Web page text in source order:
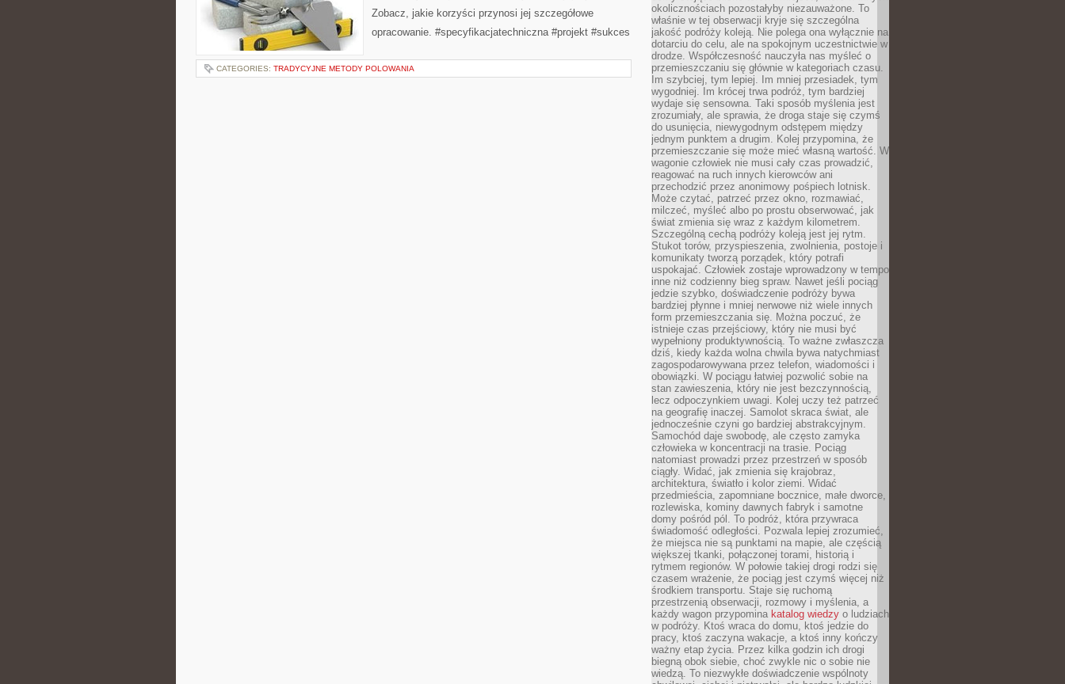
Zobacz, jakie korzyści przynosi jej szczegółowe
opracowanie. #specyfikacjatechniczna #projekt #sukces
CATEGORIES: TRADYCYJNE METODY POLOWANIA
okolicznościach pozostałyby niezauważone. To
właśnie w tej obserwacji kryje się szczególna
jakość podróży koleją. Nie polega ona wyłącznie na
dotarciu do celu, ale na spokojnym uczestnictwie w
drodze. Współczesność nauczyła nas myśleć o
przemieszczaniu się głównie w kategoriach czasu.
Im szybciej, tym lepiej. Im mniej przesiadek, tym
wygodniej. Im krócej trwa podróż, tym bardziej
wydaje się sensowna. Taki sposób myślenia jest
zrozumiały, ale sprawia, że droga staje się czymś
do usunięcia, niewygodnym odstępem między
jednym punktem a drugim. Kolej przypomina, że
przemieszczanie się może mieć własną wartość. W
wagonie człowiek nie musi cały czas prowadzić,
reagować na ruch innych kierowców ani
przechodzić przez anonimowy pośpiech lotnisk.
Może czytać, patrzeć przez okno, rozmawiać,
milczeć, myśleć albo po prostu obserwować, jak
świat zmienia się wraz z każdym kilometrem.
Szczególną cechą podróży koleją jest jej rytm.
Stukot torów, przyspieszenia, zwolnienia, postoje i
komunikaty tworzą porządek, który potrafi
uspokajać. Człowiek zostaje wprowadzony w tempo
inne niż codzienny bieg spraw. Nawet jeśli pociąg
jedzie szybko, doświadczenie podróży bywa
bardziej płynne i mniej nerwowe niż wiele innych
form przemieszczania się. Można poczuć, że
istnieje czas przejściowy, który nie musi być
wypełniony produktywnością. To ważne zwłaszcza
dziś, kiedy każda wolna chwila bywa natychmiast
zagospodarowywana przez telefon, wiadomości i
obowiązki. W pociągu łatwiej pozwolić sobie na
stan zawieszenia, który nie jest bezczynnością,
lecz odpoczynkiem uwagi. Kolej uczy też patrzeć
na geografię inaczej. Samolot skraca świat, ale
jednocześnie czyni go bardziej abstrakcyjnym.
Samochód daje swobodę, ale często zamyka
człowieka w koncentracji na trasie. Pociąg
natomiast prowadzi przez przestrzeń w sposób
ciągły. Widać, jak zmienia się krajobraz,
architektura, światło i kolor ziemi. Widać
przedmieścia, zapomniane bocznice, małe dworce,
rozlewiska, kominy dawnych fabryk i samotne
domy pośród pól. To podróż, która przywraca
świadomość odległości. Pozwala lepiej zrozumieć,
że miejsca nie są punktami na mapie, ale częścią
większej tkanki, połączonej torami, historią i
rytmem regionów. W połowie takiej drogi rodzi się
czasem wrażenie, że pociąg jest czymś więcej niż
środkiem transportu. Staje się ruchomą
przestrzenią obserwacji, rozmowy i myślenia, a
każdy wagon przypomina katalog wiedzy o ludziach
w podróży. Ktoś wraca do domu, ktoś jedzie do
pracy, ktoś zaczyna wakacje, a ktoś inny kończy
ważny etap życia. Przez kilka godzin ich drogi
biegną obok siebie, choć zwykle nic o sobie nie
wiedzą. To niezwykłe doświadczenie wspólnoty